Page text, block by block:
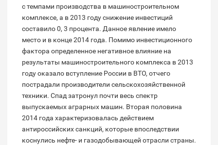
с темпами производства в машиностроительном
комплексе, а в 2013 году снижение инвестиций
составило 0, 3 процента. Данное явление имело
место и в конце 2014 года. Помимо инвестиционного
фактора определенное негативное влияние на
результаты машиностроительного комплекса в 2013
году оказало вступление России в ВТО, отчего
пострадали производители сельскохозяйственной
техники. Спад затронул почти весь спектр
выпускаемых аграрных машин. Вторая половина
2014 года характеризовалась действием
антироссийских санкций, которые впоследствии
коснулись нефте- и газодобывающей отрасли страны.